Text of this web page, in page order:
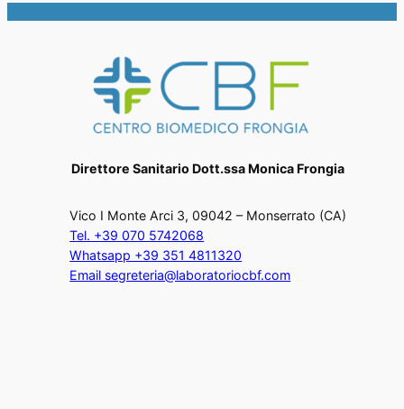
Direttore Sanitario Dott.ssa Monica Frongia
Vico I Monte Arci 3, 09042 – Monserrato (CA)
Tel. +39 070 5742068
Whatsapp +39 351 4811320
Email segreteria@laboratoriocbf.com